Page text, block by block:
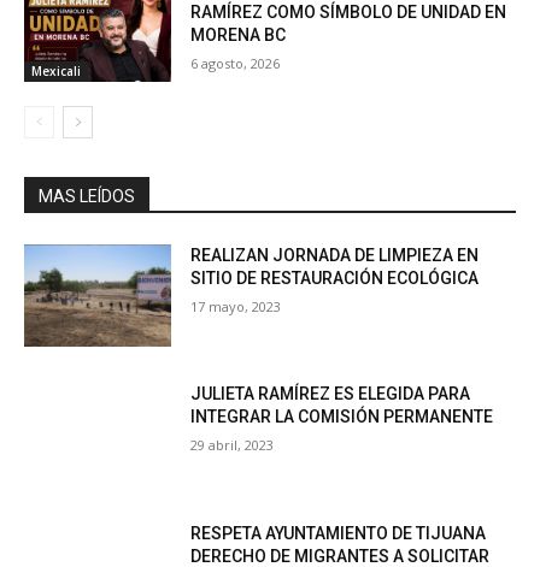
Mexicali
RAMÍREZ COMO SÍMBOLO DE UNIDAD EN
MORENA BC
6 agosto, 2026
MAS LEÍDOS
REALIZAN JORNADA DE LIMPIEZA EN
SITIO DE RESTAURACIÓN ECOLÓGICA
17 mayo, 2023
JULIETA RAMÍREZ ES ELEGIDA PARA
INTEGRAR LA COMISIÓN PERMANENTE
29 abril, 2023
RESPETA AYUNTAMIENTO DE TIJUANA
DERECHO DE MIGRANTES A SOLICITAR